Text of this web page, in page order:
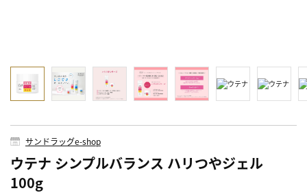
サンドラッグe-shop
ウテナ シンプルバランス ハリつやジェル
100g